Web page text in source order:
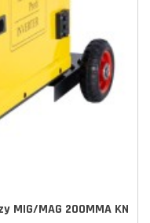
MIG/MAG 200MMA KN